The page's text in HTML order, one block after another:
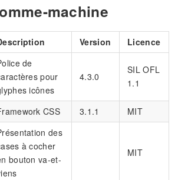
machine
Version Licence
de
pour
icônes
4.3.0
SIL OFL
1.1
CSS 3.1.1 MIT
des
à cocher
bouton va-et-
MIT